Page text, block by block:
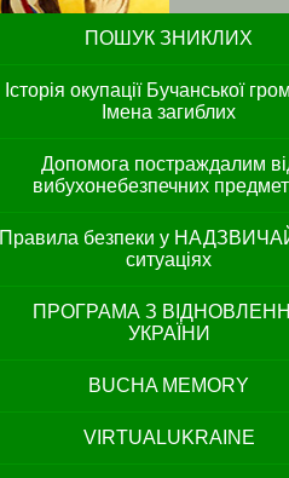
ПОШУК ЗНИКЛИХ
Історія окупації Бучанської
Імена загиблих
Допомога постраждалим
вибухонебезпечних
Правила безпеки у
ситуаціях
ПРОГРАМА З
УКРАЇНИ
BUCHA MEMORY
VIRTUALUKRAINE